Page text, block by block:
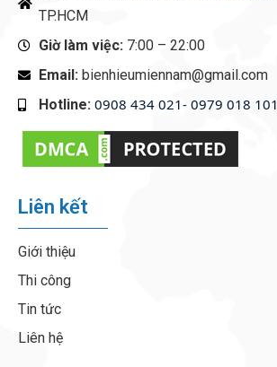
TP.HCM
Giờ làm việc: 7:00 – 22:00
Email: bienhieumiennam@gmail.com
Hotline: 0908 434 021- 0979 018 101
Liên kết
Giới thiệu
Thi công
Tin tức
Liên hệ